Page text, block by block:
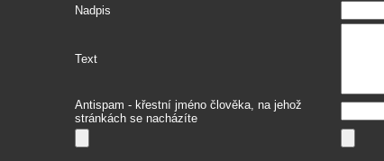
Nadpis
Text
Antispam - křestní jméno člověka, na jehož
stránkách se nacházíte